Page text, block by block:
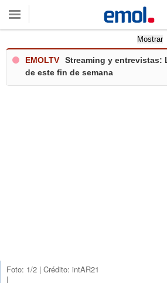
Mostrar
EMOLTV
Streaming y entrevistas:
de este fin de semana
Foto: 1/2 | Crédito: intAR21
|